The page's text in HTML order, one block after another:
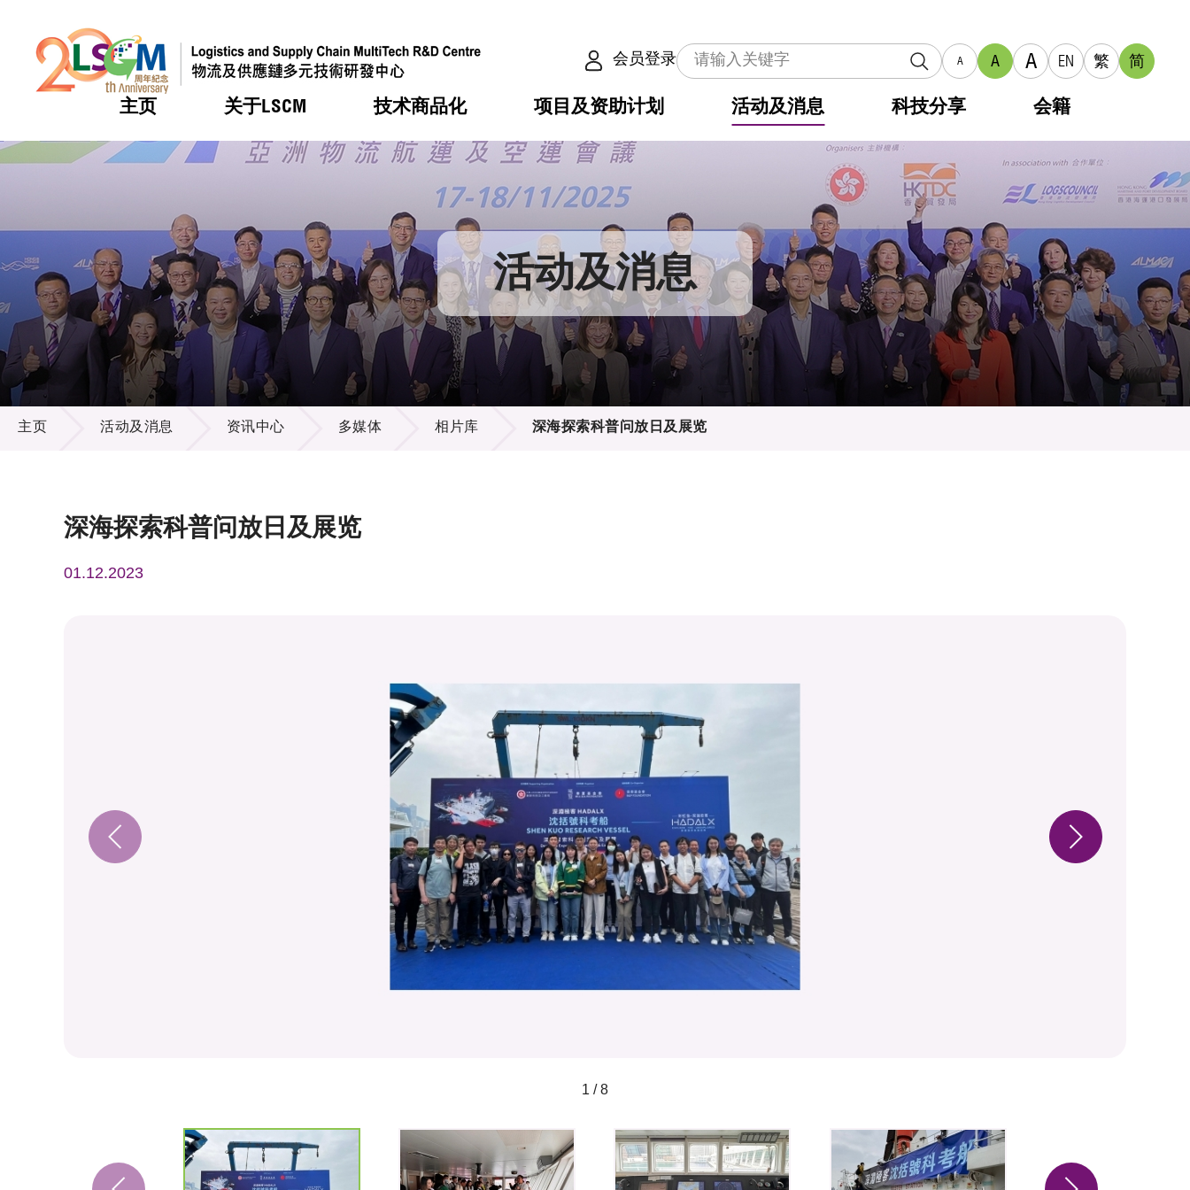
会员登录 A A A EN 繁 简
主页 关于LSCM
热门 机构简介
组织架构
组织架构
董事局
研究顾问
招标通告
技术商品化
热门 服务
可获授权之技术
应用于公共服务之创新技术
重点项目
项目及资助计划
热门 合作计划
资助计划
资助计划
税务优惠
申请
评审
征求研发项目计划书
项目资料库
活动及消息
热门 活动
奖项
新闻中心
媒体报导
新闻稿
资讯中心
多媒体
出版刊物
科技分享 会籍
热门 会籍及服务
会员列表
会员登入 活动及消息
活动及消息
主页 活动及消息 资讯中心 多媒体 相片库 深海探索科普问放日及展览
深海探索科普问放日及展览
01.12.2023
1 / 8